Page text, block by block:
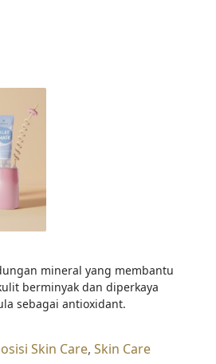
mineral yang membantu
berminyak dan diperkaya
sebagai antioxidant.
Skin Care, Skin Care